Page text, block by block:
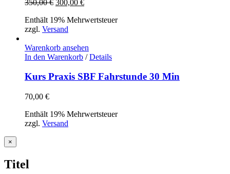
350,00€
war:
350,00 €
300,00 €
ist:
Enthält 19% Mehrwertsteuer
zzgl. Versand
Warenkorb ansehen
In den Warenkorb / Details
Kurs Praxis SBF Fahrstunde 30 Min
70,00 €
Enthält 19% Mehrwertsteuer
zzgl. Versand
Close
product
view
×
Titel